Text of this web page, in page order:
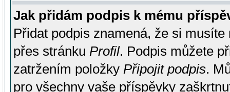
Jak přidám podpis k mému
Přidat podpis znamená, že si
přes stránku Profil. Podpis můžete
zatržením položky Připojit podpis.
pro všechny vaše příspěvky